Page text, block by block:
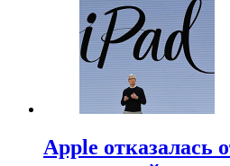
Apple отказалась